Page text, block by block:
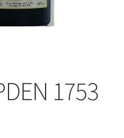
1753